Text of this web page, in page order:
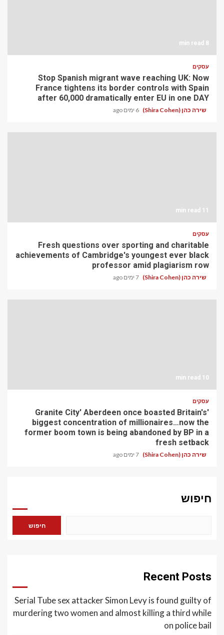
8 min read
עסקים
Stop Spanish migrant wave reaching UK: Now
France tightens its border controls with Spain
after 60,000 dramatically enter EU in one DAY
שירה כהן (Shira Cohen) 6 ימים ago
11 min read
עסקים
Fresh questions over sporting and charitable
achievements of Cambridge's youngest ever black
professor amid plagiarism row
שירה כהן (Shira Cohen) 7 ימים ago
10 min read
עסקים
'Granite City' Aberdeen once boasted Britain's
biggest concentration of millionaires…now the
former boom town is being abandoned by BP in a
fresh setback
שירה כהן (Shira Cohen) 7 ימים ago
חיפוש
חיפוש
Recent Posts
Serial Tube sex attacker Simon Levy is found guilty of
murdering two women and almost killing a third while
on police bail